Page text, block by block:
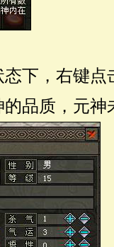
下，右键
品质，元神